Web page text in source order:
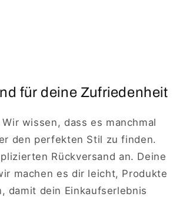
für deine Zufriedenheit
wissen, dass es manchmal
den perfekten Stil zu finden.
Rückversand an. Deine
machen es dir leicht, Produkte
damit dein Einkaufserlebnis